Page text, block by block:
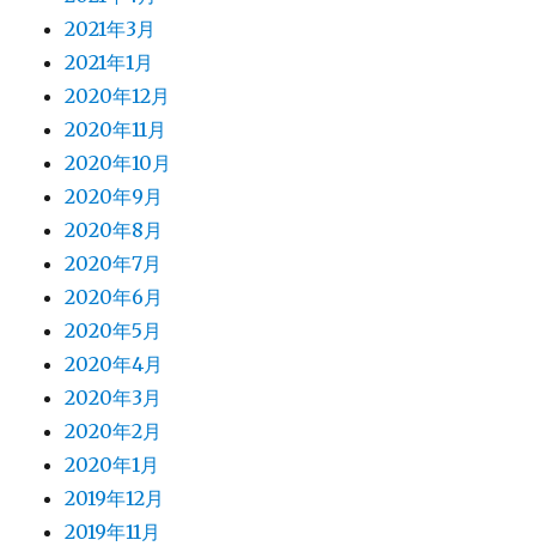
2021年3月
2021年1月
2020年12月
2020年11月
2020年10月
2020年9月
2020年8月
2020年7月
2020年6月
2020年5月
2020年4月
2020年3月
2020年2月
2020年1月
2019年12月
2019年11月